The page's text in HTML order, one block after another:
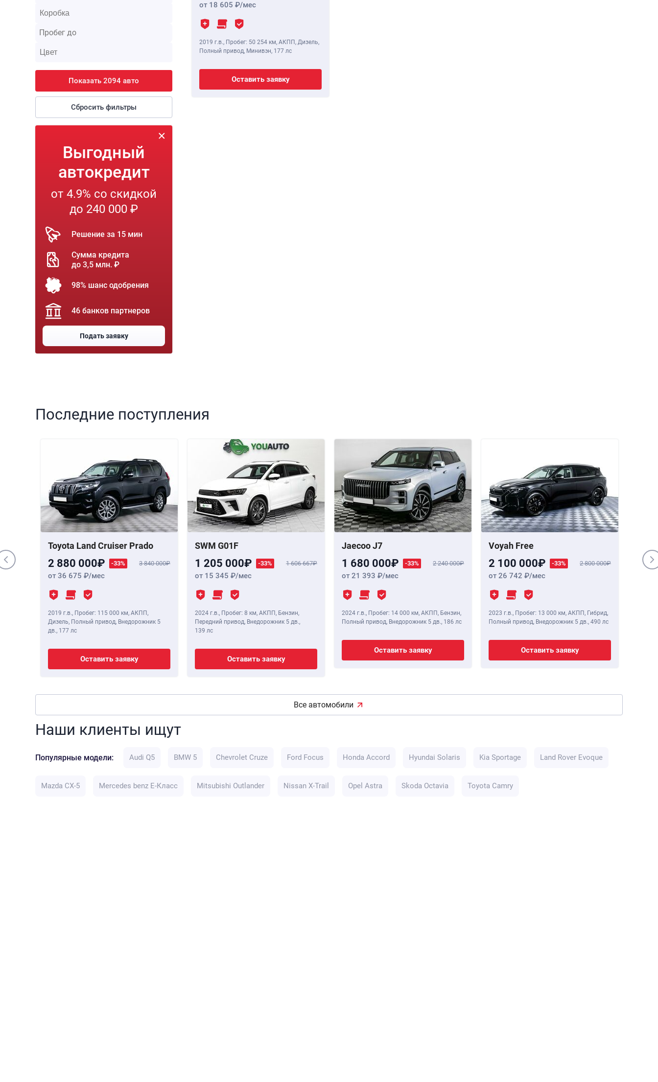
Показать 2094 авто
Сбросить фильтры
от 18 605 /мес
2019 г.в., Пробег: 50 254 км, АКПП, Дизель,
Полный привод, Минивэн, 177 лс
Оставить заявку
Выгодный
автокредит
от 4.9% со скидкой
до 240 000 ₽
Решение за 15 мин
Сумма кредита
до 3,5 млн. ₽
98% шанс одобрения
46 банков партнеров
Подать заявку
Последние поступления
Toyota Land Cruiser Prado
2 880 000 -33% 3 840 000
от 36 675 /мес
2019 г.в., Пробег: 115 000 км, АКПП,
Дизель, Полный привод, Внедорожник 5
дв., 177 лс
Оставить заявку
SWM G01F
1 205 000 -33% 1 606 667
от 15 345 /мес
2024 г.в., Пробег: 8 км, АКПП, Бензин,
Передний привод, Внедорожник 5 дв.,
139 лс
Оставить заявку
Jaecoo J7
1 680 000 -33% 2 240 000
от 21 393 /мес
2024 г.в., Пробег: 14 000 км, АКПП, Бензин,
Полный привод, Внедорожник 5 дв., 186 лс
Оставить заявку
Voyah Free
2 100 000 -33% 2 800 000
от 26 742 /мес
2023 г.в., Пробег: 13 000 км, АКПП, Гибрид,
Полный привод, Внедорожник 5 дв., 490 лс
Оставить заявку
1
Все автомобили
Наши клиенты ищут
Популярные модели: Audi Q5 BMW 5 Chevrolet Cruze Ford Focus Honda Accord Hyundai Solaris Kia Sportage Land Rover Evoque
Mazda CX-5 Mercedes benz E-Класс Mitsubishi Outlander Nissan X-Trail Opel Astra Skoda Octavia Toyota Camry